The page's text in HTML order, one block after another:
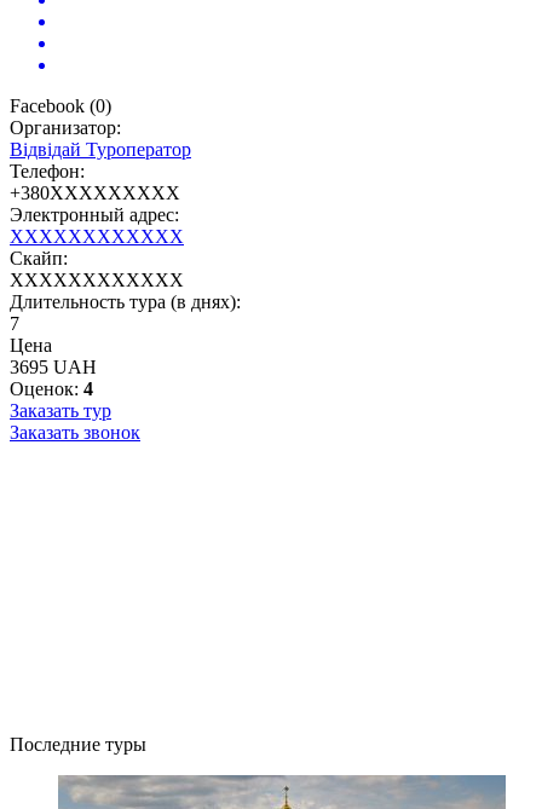
Facebook (0)
Организатор:
Відвідай Туроператор
Телефон:
+380XXXXXXXXX
Электронный адрес:
XXXXXXXXXXXX
Скайп:
XXXXXXXXXXXX
Длительность тура (в днях):
7
Цена
3695 UAH
Оценок: 4
Заказать тур
Заказать звонок
Последние туры